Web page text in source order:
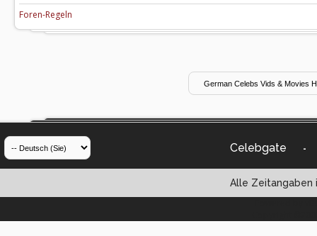
Foren-Regeln
Celebgate -
Alle Zeitangaben